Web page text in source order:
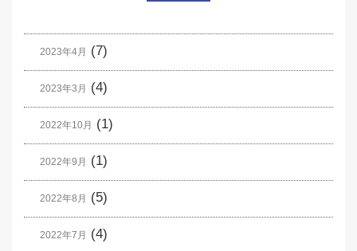
2023年4月 (7)
2023年3月 (4)
2022年10月 (1)
2022年9月 (1)
2022年8月 (5)
2022年7月 (4)